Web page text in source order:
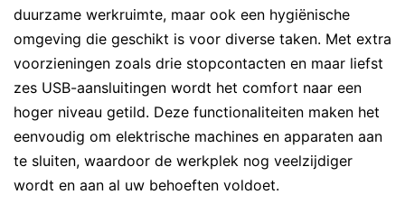
duurzame werkruimte, maar ook een hygiënische
omgeving die geschikt is voor diverse taken. Met extra
voorzieningen zoals drie stopcontacten en maar liefst
zes USB-aansluitingen wordt het comfort naar een
hoger niveau getild. Deze functionaliteiten maken het
eenvoudig om elektrische machines en apparaten aan
te sluiten, waardoor de werkplek nog veelzijdiger
wordt en aan al uw behoeften voldoet.